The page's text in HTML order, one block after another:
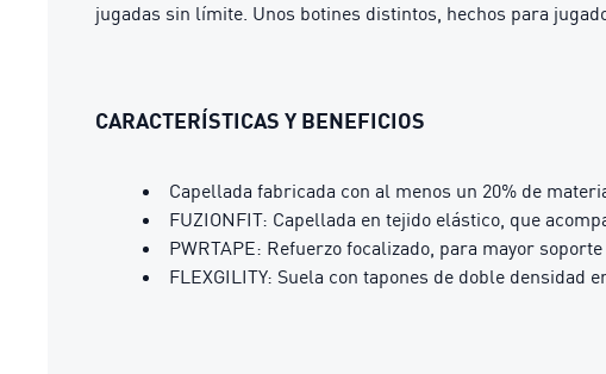
jugadas sin límite. Unos botines distintos, hechos para
CARACTERÍSTICAS Y BENEFICIOS
Capellada fabricada con al menos un 20% de
FUZIONFIT: Capellada en tejido elástico, que
PWRTAPE: Refuerzo focalizado, para mayor
FLEXGILITY: Suela con tapones de doble